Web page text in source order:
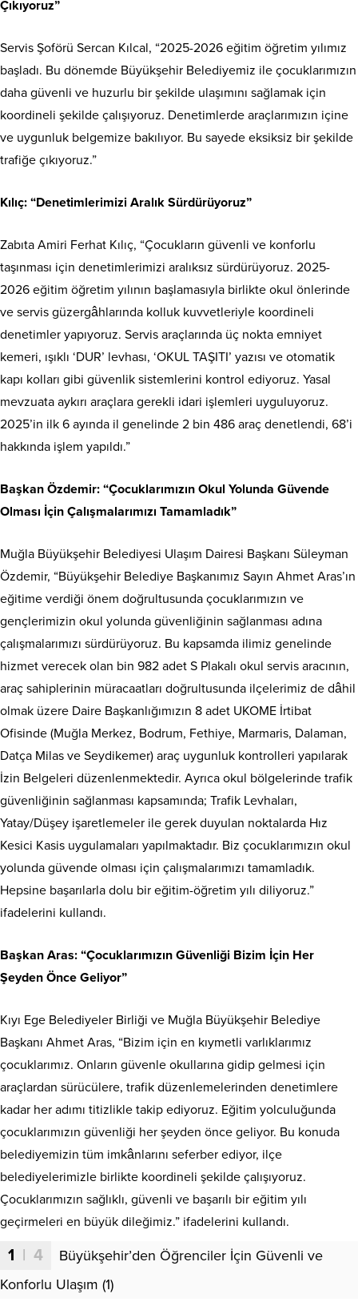
Çıkıyoruz”
Servis Şoförü Sercan Kılcal, “2025-2026 eğitim öğretim yılımız
başladı. Bu dönemde Büyükşehir Belediyemiz ile çocuklarımızın
daha güvenli ve huzurlu bir şekilde ulaşımını sağlamak için
koordineli şekilde çalışıyoruz. Denetimlerde araçlarımızın içine
ve uygunluk belgemize bakılıyor. Bu sayede eksiksiz bir şekilde
trafiğe çıkıyoruz.”
Kılıç: “Denetimlerimizi Aralık Sürdürüyoruz”
Zabıta Amiri Ferhat Kılıç, “Çocukların güvenli ve konforlu
taşınması için denetimlerimizi aralıksız sürdürüyoruz. 2025-
2026 eğitim öğretim yılının başlamasıyla birlikte okul önlerinde
ve servis güzergâhlarında kolluk kuvvetleriyle koordineli
denetimler yapıyoruz. Servis araçlarında üç nokta emniyet
kemeri, ışıklı ‘DUR’ levhası, ‘OKUL TAŞITI’ yazısı ve otomatik
kapı kolları gibi güvenlik sistemlerini kontrol ediyoruz. Yasal
mevzuata aykırı araçlara gerekli idari işlemleri uyguluyoruz.
2025’in ilk 6 ayında il genelinde 2 bin 486 araç denetlendi, 68’i
hakkında işlem yapıldı.”
Başkan Özdemir: “Çocuklarımızın Okul Yolunda Güvende
Olması İçin Çalışmalarımızı Tamamladık”
Muğla Büyükşehir Belediyesi Ulaşım Dairesi Başkanı Süleyman
Özdemir, “Büyükşehir Belediye Başkanımız Sayın Ahmet Aras’ın
eğitime verdiği önem doğrultusunda çocuklarımızın ve
gençlerimizin okul yolunda güvenliğinin sağlanması adına
çalışmalarımızı sürdürüyoruz. Bu kapsamda ilimiz genelinde
hizmet verecek olan bin 982 adet S Plakalı okul servis aracının,
araç sahiplerinin müracaatları doğrultusunda ilçelerimiz de dâhil
olmak üzere Daire Başkanlığımızın 8 adet UKOME İrtibat
Ofisinde (Muğla Merkez, Bodrum, Fethiye, Marmaris, Dalaman,
Datça Milas ve Seydikemer) araç uygunluk kontrolleri yapılarak
İzin Belgeleri düzenlenmektedir. Ayrıca okul bölgelerinde trafik
güvenliğinin sağlanması kapsamında; Trafik Levhaları,
Yatay/Düşey işaretlemeler ile gerek duyulan noktalarda Hız
Kesici Kasis uygulamaları yapılmaktadır. Biz çocuklarımızın okul
yolunda güvende olması için çalışmalarımızı tamamladık.
Hepsine başarılarla dolu bir eğitim-öğretim yılı diliyoruz.”
ifadelerini kullandı.
Başkan Aras: “Çocuklarımızın Güvenliği Bizim İçin Her
Şeyden Önce Geliyor”
Kıyı Ege Belediyeler Birliği ve Muğla Büyükşehir Belediye
Başkanı Ahmet Aras, “Bizim için en kıymetli varlıklarımız
çocuklarımız. Onların güvenle okullarına gidip gelmesi için
araçlardan sürücülere, trafik düzenlemelerinden denetimlere
kadar her adımı titizlikle takip ediyoruz. Eğitim yolculuğunda
çocuklarımızın güvenliği her şeyden önce geliyor. Bu konuda
belediyemizin tüm imkânlarını seferber ediyor, ilçe
belediyelerimizle birlikte koordineli şekilde çalışıyoruz.
Çocuklarımızın sağlıklı, güvenli ve başarılı bir eğitim yılı
geçirmeleri en büyük dileğimiz.” ifadelerini kullandı.
1 | 4
Büyükşehir’den Öğrenciler İçin Güvenli ve
Konforlu Ulaşım (1)